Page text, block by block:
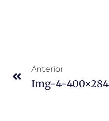
Anterior
Img-4-400×284